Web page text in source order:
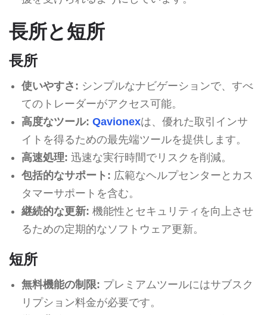
長所と短所
長所
使いやすさ: シンプルなナビゲーションで、すべ
てのトレーダーがアクセス可能。
高度なツール: Qavionexは、優れた取引インサ
イトを得るための最先端ツールを提供します。
高速処理: 迅速な実行時間でリスクを削減。
包括的なサポート: 広範なヘルプセンターとカス
タマーサポートを含む。
継続的な更新: 機能性とセキュリティを向上させ
るための定期的なソフトウェア更新。
短所
無料機能の制限: プレミアムツールにはサブスク
リプション料金が必要です。